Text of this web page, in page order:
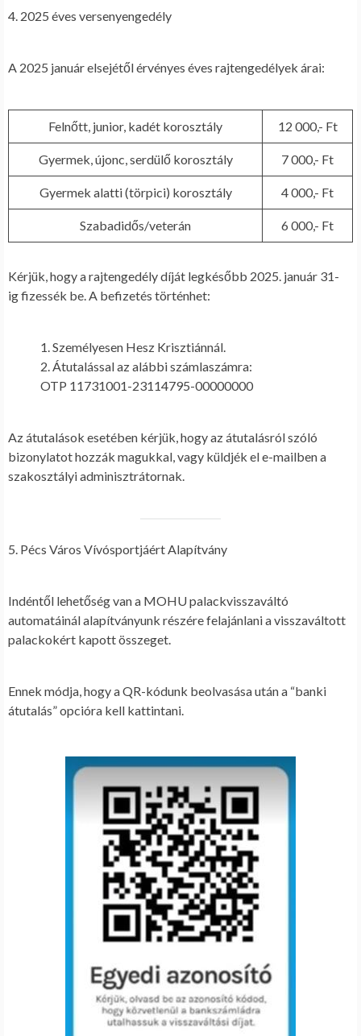
4. 2025 éves versenyengedély
A 2025 január elsejétől érvényes éves rajtengedélyek árai:
Felnőtt, junior, kadét korosztály 12 000,- Ft
Gyermek, újonc, serdülő korosztály 7 000,- Ft
Gyermek alatti (törpici) korosztály 4 000,- Ft
Szabadidős/veterán 6 000,- Ft
Kérjük, hogy a rajtengedély díját legkésőbb 2025. január 31-
igfizessék be. A befizetés történhet:
Személyesen Hesz Krisztiánnál.
Átutalássalaz alábbi számlaszámra:
OTP 11731001-23114795-00000000
Az átutalások esetében kérjük, hogy az átutalásról szóló
bizonylatot hozzák magukkal, vagy küldjék el e-mailben a
szakosztályi adminisztrátornak.
5. Pécs Város Vívósportjáért Alapítvány
Indéntől lehetőség van a MOHU palackvisszaváltó
automatáinál alapítványunk részére felajánlani a visszaváltott
palackokért kapott összeget.
Ennek módja, hogy a QR-kódunk beolvasása után a “banki
átutalás” opcióra kell kattintani.